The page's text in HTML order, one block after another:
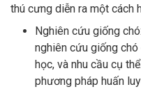
thú cưng diễn ra một cách
Nghiên cứu giống
nghiên cứu giống chó
học, và nhu cầu cụ
phương pháp huấn